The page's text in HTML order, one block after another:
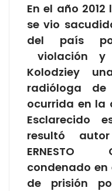
En el año
se vio
del país
violación y
Kolodziey
radióloga
ocurrida en la
Esclarecido
resultó
ERNESTO
condenado en
de prisión